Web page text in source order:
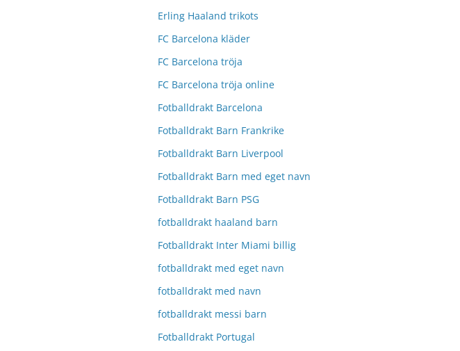
Erling Haaland trikots
FC Barcelona kläder
FC Barcelona tröja
FC Barcelona tröja online
Fotballdrakt Barcelona
Fotballdrakt Barn Frankrike
Fotballdrakt Barn Liverpool
Fotballdrakt Barn med eget navn
Fotballdrakt Barn PSG
fotballdrakt haaland barn
Fotballdrakt Inter Miami billig
fotballdrakt med eget navn
fotballdrakt med navn
fotballdrakt messi barn
Fotballdrakt Portugal